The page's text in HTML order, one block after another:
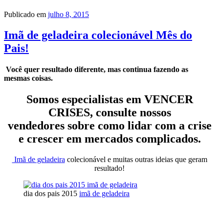
Publicado em julho 8, 2015
Imã de geladeira colecionável Mês do
Pais!
Você quer resultado diferente, mas continua fazendo as
mesmas coisas.
Somos especialistas em VENCER
CRISES, consulte nossos
vendedores sobre como lidar com a crise
e crescer em mercados complicados.
Imã de geladeira colecionável e muitas outras ideias que geram
resultado!
dia dos pais 2015 imã de geladeira